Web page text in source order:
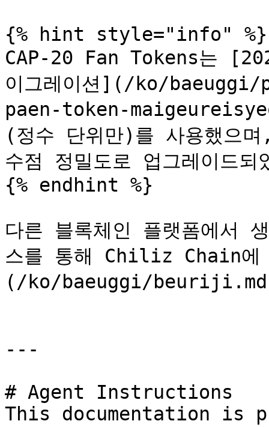
{% hint style="info" %}
CAP-20 Fan Tokens는
이그레이션](/ko/
paen-token-
(정수 단위만)를 사용했으
수점 정밀도로 업그레이드되
{% endhint %}
다른 블록체인 플랫폼에서
스를 통해 Chiliz Chain에
(/ko/baeuggi/beuriji.md)
---
# Agent Instructions
This documentation is